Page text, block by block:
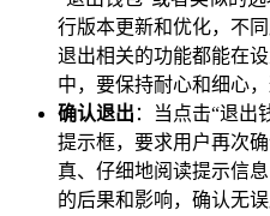
行版本更新和优化，不
退出相关的功能都能在
中，要保持耐心和细心
确认退出 ：当点击“退出
提示框，要求用户再次
真、仔细地阅读提示信
的后果和影响，确认无